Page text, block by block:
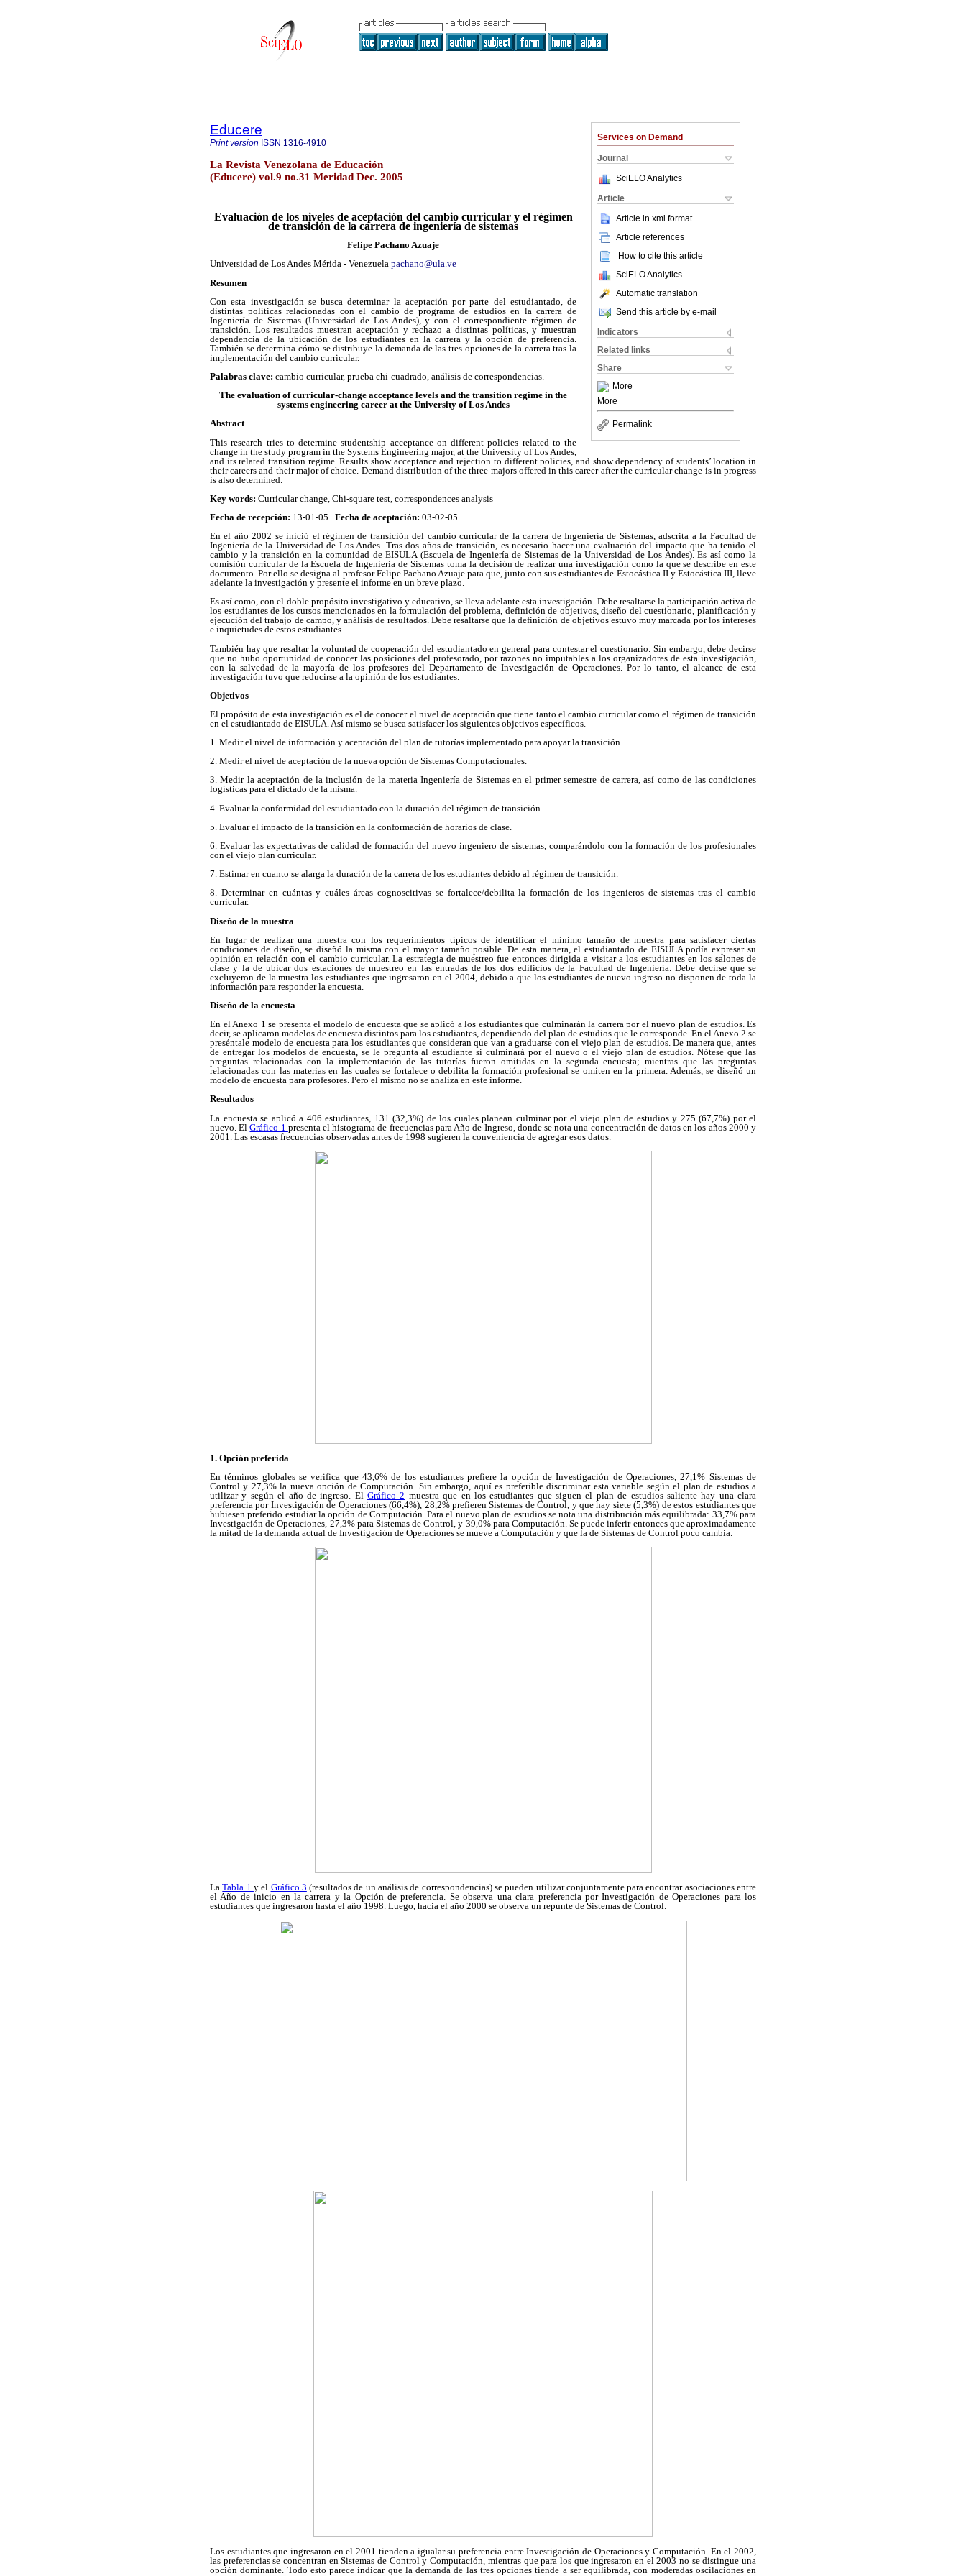
Services on Demand
Journal
SciELO Analytics
Article
Article in xml format
Article references
How to cite this article
SciELO Analytics
Automatic translation
Send this article by e-mail
Indicators
Related links
Share
More
More
Permalink
Educere
Print version ISSN 1316-4910
La Revista Venezolana de Educación
(Educere) vol.9 no.31 Meridad Dec. 2005
Evaluación de los niveles de aceptación del cambio curricular y el régimen
de transición de la carrera de ingeniería de sistemas
Felipe Pachano Azuaje
Universidad de Los Andes Mérida - Venezuela pachano@ula.ve
Resumen
Con esta investigación se busca determinar la aceptación por parte del estudiantado, de
distintas políticas relacionadas con el cambio de programa de estudios en la carrera de
Ingeniería de Sistemas (Universidad de Los Andes), y con el correspondiente régimen de
transición. Los resultados muestran aceptación y rechazo a distintas políticas, y muestran
dependencia de la ubicación de los estudiantes en la carrera y la opción de preferencia.
También se determina cómo se distribuye la demanda de las tres opciones de la carrera tras la
implementación del cambio curricular.
Palabras clave: cambio curricular, prueba chi-cuadrado, análisis de correspondencias.
The evaluation of curricular-change acceptance levels and the transition regime in the
systems engineering career at the University of Los Andes
Abstract
This research tries to determine studentship acceptance on different policies related to the
change in the study program in the Systems Engineering major, at the University of Los Andes,
and its related transition regime. Results show acceptance and rejection to different policies, and show dependency of students’ location in
their careers and their major of choice. Demand distribution of the three majors offered in this career after the curricular change is in progress
is also determined.
Key words: Curricular change, Chi-square test, correspondences analysis
Fecha de recepción: 13-01-05 Fecha de aceptación: 03-02-05
En el año 2002 se inició el régimen de transición del cambio curricular de la carrera de Ingeniería de Sistemas, adscrita a la Facultad de
Ingeniería de la Universidad de Los Andes. Tras dos años de transición, es necesario hacer una evaluación del impacto que ha tenido el
cambio y la transición en la comunidad de EISULA (Escuela de Ingeniería de Sistemas de la Universidad de Los Andes). Es así como la
comisión curricular de la Escuela de Ingeniería de Sistemas toma la decisión de realizar una investigación como la que se describe en este
documento. Por ello se designa al profesor Felipe Pachano Azuaje para que, junto con sus estudiantes de Estocástica II y Estocástica III, lleve
adelante la investigación y presente el informe en un breve plazo.
Es así como, con el doble propósito investigativo y educativo, se lleva adelante esta investigación. Debe resaltarse la participación activa de
los estudiantes de los cursos mencionados en la formulación del problema, definición de objetivos, diseño del cuestionario, planificación y
ejecución del trabajo de campo, y análisis de resultados. Debe resaltarse que la definición de objetivos estuvo muy marcada por los intereses
e inquietudes de estos estudiantes.
También hay que resaltar la voluntad de cooperación del estudiantado en general para contestar el cuestionario. Sin embargo, debe decirse
que no hubo oportunidad de conocer las posiciones del profesorado, por razones no imputables a los organizadores de esta investigación,
con la salvedad de la mayoría de los profesores del Departamento de Investigación de Operaciones. Por lo tanto, el alcance de esta
investigación tuvo que reducirse a la opinión de los estudiantes.
Objetivos
El propósito de esta investigación es el de conocer el nivel de aceptación que tiene tanto el cambio curricular como el régimen de transición
en el estudiantado de EISULA. Así mismo se busca satisfacer los siguientes objetivos específicos.
1. Medir el nivel de información y aceptación del plan de tutorías implementado para apoyar la transición.
2. Medir el nivel de aceptación de la nueva opción de Sistemas Computacionales.
3. Medir la aceptación de la inclusión de la materia Ingeniería de Sistemas en el primer semestre de carrera, así como de las condiciones
logísticas para el dictado de la misma.
4. Evaluar la conformidad del estudiantado con la duración del régimen de transición.
5. Evaluar el impacto de la transición en la conformación de horarios de clase.
6. Evaluar las expectativas de calidad de formación del nuevo ingeniero de sistemas, comparándolo con la formación de los profesionales
con el viejo plan curricular.
7. Estimar en cuanto se alarga la duración de la carrera de los estudiantes debido al régimen de transición.
8. Determinar en cuántas y cuáles áreas cognoscitivas se fortalece/debilita la formación de los ingenieros de sistemas tras el cambio
curricular.
Diseño de la muestra
En lugar de realizar una muestra con los requerimientos típicos de identificar el mínimo tamaño de muestra para satisfacer ciertas
condiciones de diseño, se diseñó la misma con el mayor tamaño posible. De esta manera, el estudiantado de EISULA podía expresar su
opinión en relación con el cambio curricular. La estrategia de muestreo fue entonces dirigida a visitar a los estudiantes en los salones de
clase y la de ubicar dos estaciones de muestreo en las entradas de los dos edificios de la Facultad de Ingeniería. Debe decirse que se
excluyeron de la muestra los estudiantes que ingresaron en el 2004, debido a que los estudiantes de nuevo ingreso no disponen de toda la
información para responder la encuesta.
Diseño de la encuesta
En el Anexo 1 se presenta el modelo de encuesta que se aplicó a los estudiantes que culminarán la carrera por el nuevo plan de estudios. Es
decir, se aplicaron modelos de encuesta distintos para los estudiantes, dependiendo del plan de estudios que le corresponde. En el Anexo 2 se
preséntale modelo de encuesta para los estudiantes que consideran que van a graduarse con el viejo plan de estudios. De manera que, antes
de entregar los modelos de encuesta, se le pregunta al estudiante si culminará por el nuevo o el viejo plan de estudios. Nótese que las
preguntas relacionadas con la implementación de las tutorías fueron omitidas en la segunda encuesta; mientras que las preguntas
relacionadas con las materias en las cuales se fortalece o debilita la formación profesional se omiten en la primera. Además, se diseñó un
modelo de encuesta para profesores. Pero el mismo no se analiza en este informe.
Resultados
La encuesta se aplicó a 406 estudiantes, 131 (32,3%) de los cuales planean culminar por el viejo plan de estudios y 275 (67,7%) por el
nuevo. ElGráfico 1 presenta el histograma de frecuencias para Año de Ingreso, donde se nota una concentración de datos en los años 2000 y
2001. Las escasas frecuencias observadas antes de 1998 sugieren la conveniencia de agregar esos datos.
1. Opción preferida
En términos globales se verifica que 43,6% de los estudiantes prefiere la opción de Investigación de Operaciones, 27,1% Sistemas de
Control y 27,3% la nueva opción de Computación. Sin embargo, aquí es preferible discriminar esta variable según el plan de estudios a
utilizar y según el año de ingreso. El Gráfico 2 muestra que en los estudiantes que siguen el plan de estudios saliente hay una clara
preferencia por Investigación de Operaciones (66,4%), 28,2% prefieren Sistemas de Control, y que hay siete (5,3%) de estos estudiantes que
hubiesen preferido estudiar la opción de Computación. Para el nuevo plan de estudios se nota una distribución más equilibrada: 33,7% para
Investigación de Operaciones, 27,3% para Sistemas de Control, y 39,0% para Computación. Se puede inferir entonces que aproximadamente
la mitad de la demanda actual de Investigación de Operaciones se mueve a Computación y que la de Sistemas de Control poco cambia.
LaTabla 1 y el Gráfico 3 (resultados de un análisis de correspondencias) se pueden utilizar conjuntamente para encontrar asociaciones entre
el Año de inicio en la carrera y la Opción de preferencia. Se observa una clara preferencia por Investigación de Operaciones para los
estudiantes que ingresaron hasta el año 1998. Luego, hacia el año 2000 se observa un repunte de Sistemas de Control.
Los estudiantes que ingresaron en el 2001 tienden a igualar su preferencia entre Investigación de Operaciones y Computación. En el 2002,
las preferencias se concentran en Sistemas de Control y Computación, mientras que para los que ingresaron en el 2003 no se distingue una
opción dominante. Todo esto parece indicar que la demanda de las tres opciones tiende a ser equilibrada, con moderadas oscilaciones en